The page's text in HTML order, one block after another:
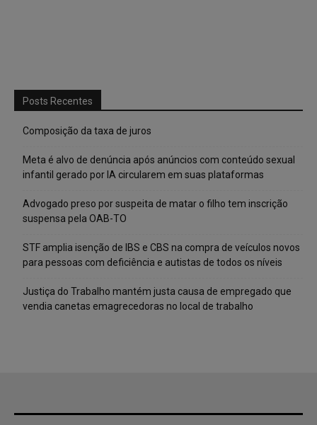
Posts Recentes
Composição da taxa de juros
Meta é alvo de denúncia após anúncios com conteúdo sexual
infantil gerado por IA circularem em suas plataformas
Advogado preso por suspeita de matar o filho tem inscrição
suspensa pela OAB-TO
STF amplia isenção de IBS e CBS na compra de veículos novos
para pessoas com deficiência e autistas de todos os níveis
Justiça do Trabalho mantém justa causa de empregado que
vendia canetas emagrecedoras no local de trabalho